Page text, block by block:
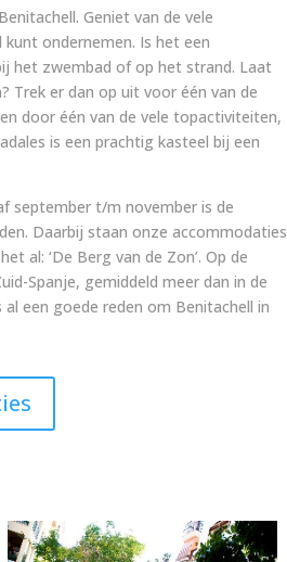
Geniet van de vele
ondernemen. Is het een
het zwembad of op het strand. Laat
Trek er dan op uit voor één van de
door één van de vele topactiviteiten,
is een prachtig kasteel bij een
september t/m november is de
Daarbij staan onze accommodaties
al: ‘De Berg van de Zon’. Op de
Spanje, gemiddeld meer dan in de
een goede reden om Benitachell in